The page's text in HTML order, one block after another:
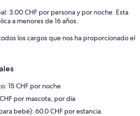
3.00 CHF por persona y por noche. Esta
a menores de 16 años.
los cargos que nos ha proporcionado el
15 CHF por noche
por mascota, por día
bebé): 60.0 CHF por estancia.